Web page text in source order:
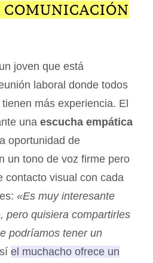
COMUNICACIÓN
joven que está
laboral donde todos
más experiencia. El
una escucha empática
oportunidad de
un tono de voz firme pero
contacto visual con cada
«Es muy interesante
pero quisiera compartirles
podríamos tener un
el muchacho ofrece un